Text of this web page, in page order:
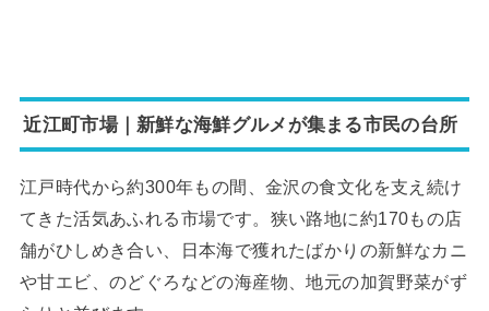
近江町市場｜新鮮な海鮮グルメが集まる市民の台所
江戸時代から約300年もの間、金沢の食文化を支え続け
てきた活気あふれる市場です。狭い路地に約170もの店
舗がひしめき合い、日本海で獲れたばかりの新鮮なカニ
や甘エビ、のどぐろなどの海産物、地元の加賀野菜がず